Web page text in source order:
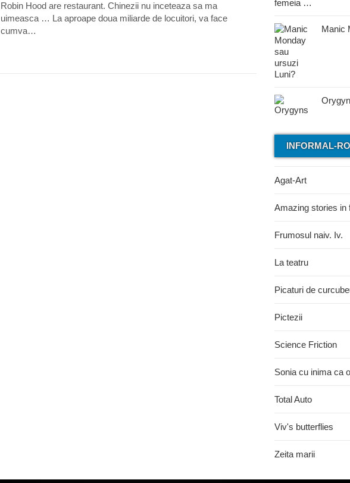
Robin Hood are restaurant. Chinezii nu inceteaza sa ma
uimeasca … La aproape doua miliarde de locuitori, va face
cumva…
Manic
INFORMAL-
Agat-Art
Amazing stories in
Frumosul naiv. Iv.
La teatru
Picaturi de
Pictezii
Science Friction
Sonia cu inima ca
Total Auto
Viv's butterflies
Zeita marii